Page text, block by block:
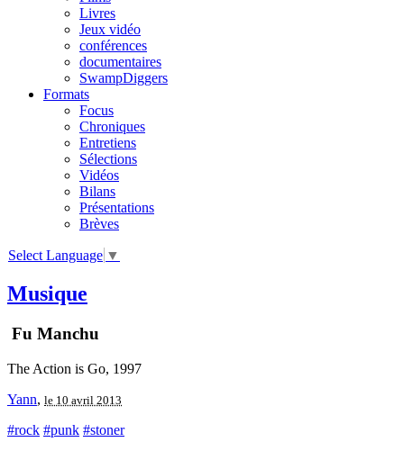
Livres
Jeux vidéo
conférences
documentaires
SwampDiggers
Formats
Focus
Chroniques
Entretiens
Sélections
Vidéos
Bilans
Présentations
Brèves
Select Language ▼
Musique
Fu Manchu
The Action is Go, 1997
Yann, le 10 avril 2013
#rock #punk #stoner